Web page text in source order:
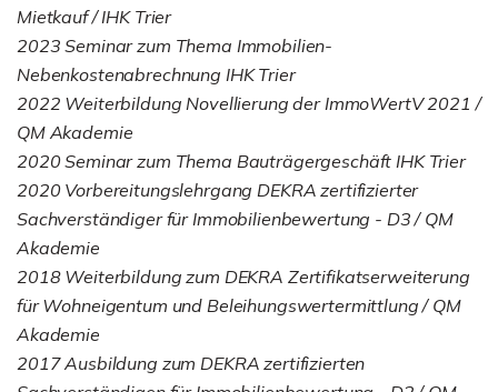
Mietkauf / IHK Trier
2023 Seminar zum Thema Immobilien-
Nebenkostenabrechnung IHK Trier
2022 Weiterbildung Novellierung der ImmoWertV 2021 /
QM Akademie
2020 Seminar zum Thema Bauträgergeschäft IHK Trier
2020 Vorbereitungslehrgang DEKRA zertifizierter
Sachverständiger für Immobilienbewertung - D3 / QM
Akademie
2018 Weiterbildung zum DEKRA Zertifikatserweiterung
für Wohneigentum und Beleihungswertermittlung / QM
Akademie
2017 Ausbildung zum DEKRA zertifizierten